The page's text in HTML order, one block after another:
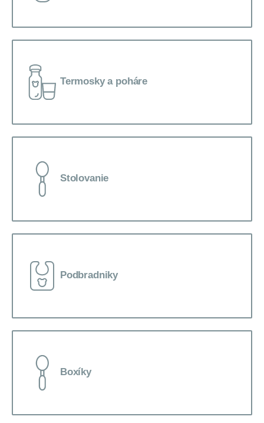
Termosky a poháre
Stolovanie
Podbradniky
Boxíky